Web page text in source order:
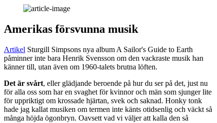
Amerikas försvunna musik
Artikel Sturgill Simpsons nya album A Sailor's Guide to Earth
påminner inte bara Henrik Svensson om den vackraste musik han
känner till, utan även om 1960-talets brutna löften.
Det är svårt, eller glädjande beroende på hur du ser på det, just nu
för alla oss som har en svaghet för kvinnor och män som sjunger lite
för uppriktigt om krossade hjärtan, svek och saknad. Honky tonk
hade jag kallat musiken om termen inte känts otidsenlig och väckt så
många höjda ögonbryn. Oavsett vad vi väljer att kalla den så